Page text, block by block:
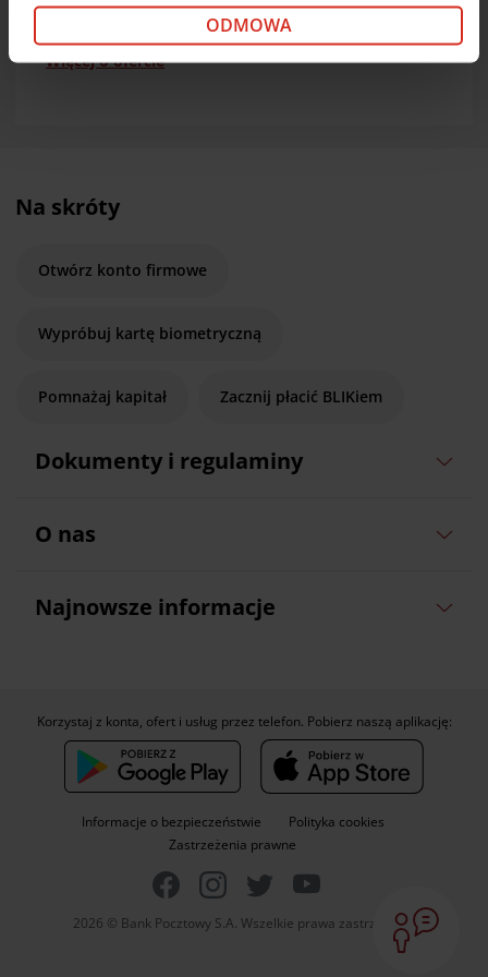
kliknij „Dostosuj”. Jeśli zgadzasz się na instalację
cookie opcjonalnych w Twoim urządzeniu (zgodnie z
Polityką cookie), kliknij „Akceptuj wszystkie cookie”.
ODMOWA
Więcej o ofercie
Na skróty
Otwórz konto firmowe
Wypróbuj kartę biometryczną
Pomnażaj kapitał Zacznij płacić BLIKiem
Dokumenty i regulaminy
O nas
Najnowsze informacje
Informacje o bezpieczeństwie
Polityka cookies
Zastrzeżenia prawne
2026 © Bank Pocztowy S.A. Wszelkie prawa zastrzeżone.
Korzystaj z konta, ofert i usług przez telefon. Pobierz naszą aplikację: